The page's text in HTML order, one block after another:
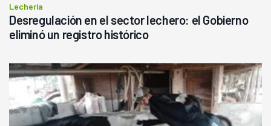
Lechería
Desregulación en el sector lechero: el Gobierno
eliminó un registro histórico